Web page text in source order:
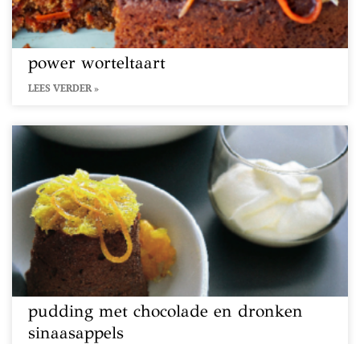
power worteltaart
LEES VERDER »
pudding met chocolade en dronken
sinaasappels